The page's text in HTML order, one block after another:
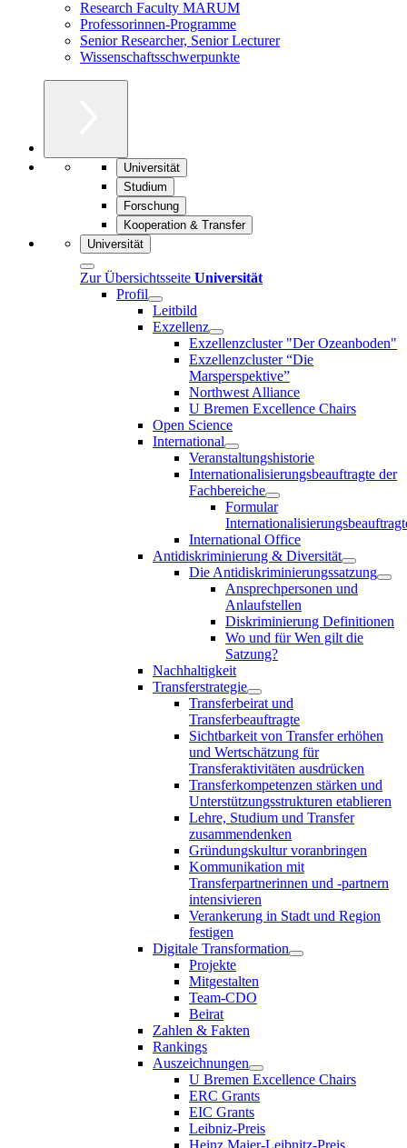
Research Faculty MARUM
Professorinnen-Programme
Senior Researcher, Senior Lecturer
Wissenschaftsschwerpunkte
Universität
Studium
Forschung
Kooperation & Transfer
Universität
Zur Übersichtsseite Universität
Profil
Leitbild
Exzellenz
Exzellenzcluster "Der Ozeanboden"
Exzellenzcluster “Die
Marsperspektive”
Northwest Alliance
U Bremen Excellence Chairs
Open Science
International
Veranstaltungshistorie
Internationalisierungsbeauftragte der
Fachbereiche
Formular
International Office
Antidiskriminierung & Diversität
Die Antidiskriminierungssatzung
Ansprechpersonen und
Anlaufstellen
Diskriminierung Definitionen
Wo und für Wen gilt die
Satzung?
Nachhaltigkeit
Transferstrategie
Transferbeirat und
Transferbeauftragte
Sichtbarkeit von Transfer erhöhen
und Wertschätzung für
Transferaktivitäten ausdrücken
Transferkompetenzen stärken und
Unterstützungsstrukturen etablieren
Lehre, Studium und Transfer
zusammendenken
Gründungskultur voranbringen
Kommunikation mit
Transferpartnerinnen und -partnern
intensivieren
Verankerung in Stadt und Region
festigen
Digitale Transformation
Projekte
Mitgestalten
Team-CDO
Beirat
Zahlen & Fakten
Rankings
Auszeichnungen
U Bremen Excellence Chairs
ERC Grants
EIC Grants
Leibniz-Preis
Heinz Maier-Leibnitz-Preis